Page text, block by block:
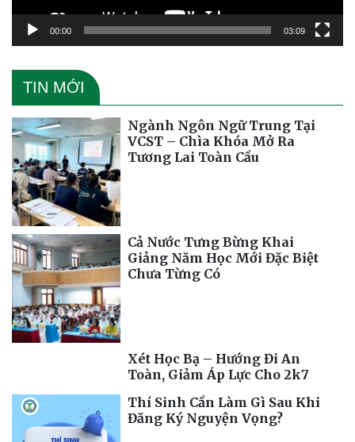
00:00 03:09
TIN MỚI
Ngành Ngôn Ngữ Trung Tại
VCST – Chìa Khóa Mở Ra
Tương Lai Toàn Cầu
Cả Nước Tưng Bừng Khai
Giảng Năm Học Mới Đặc Biệt
Chưa Từng Có
Xét Học Bạ – Hướng Đi An
Toàn, Giảm Áp Lực Cho 2k7
Thí Sinh Cần Làm Gì Sau Khi
Đăng Ký Nguyện Vọng?